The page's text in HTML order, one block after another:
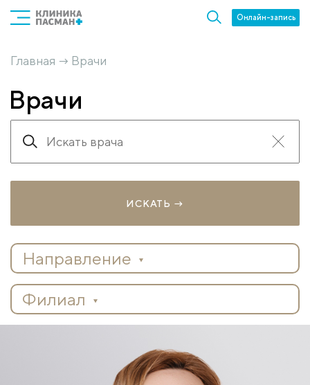
Онлайн-запись
Главная → Врачи
Врачи
ИСКАТЬ →
направление
филиал